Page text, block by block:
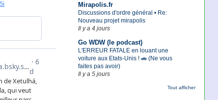
Mirapolis.fr
Discussions d'ordre général • Re:
Nouveau projet mirapolis
Il y a 4 jours
Go WDW (le podcast)
L'ERREUR FATALE en louant une
voiture aux Etats-Unis ! 🚗 (Ne vous
faites pas avoir)
Il y a 5 jours
Tout afficher